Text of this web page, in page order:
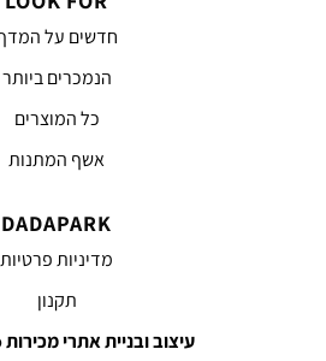
חדשים על המדף
הנמכרים ביותר
כל המוצרים
אשף המתנות
DADAPARK
מדיניות פרטיות
תקנון
עיצוב ובניית אתרי מכירות UD Studio